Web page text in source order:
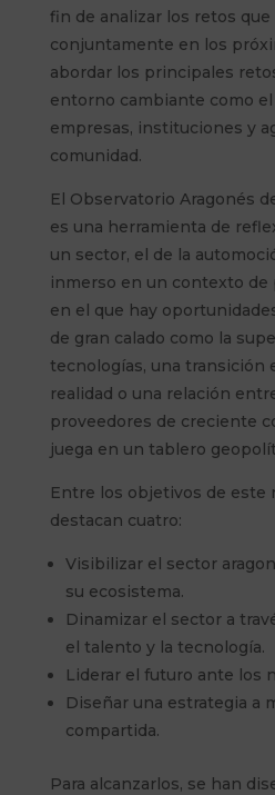
fin de analizar los retos
conjuntamente en los
abordar los principales
entorno cambiante como el
empresas, instituciones y
comunidad.
El Observatorio Aragonés
es una herramienta de
un sector, el de la
inmerso en un contexto
en el que hay
de gran calado como la
tecnologías, una transición
realidad o una relación
proveedores de creciente
juega en un tablero
Entre los objetivos de este
destacan cuatro:
Visibilizar el sector
su ecosistema.
Dinamizar el sector a
el talento y la tecnología.
Liderar el futuro ante los
Diseñar una estrategia a
compartida.
Para alcanzarlos, se han